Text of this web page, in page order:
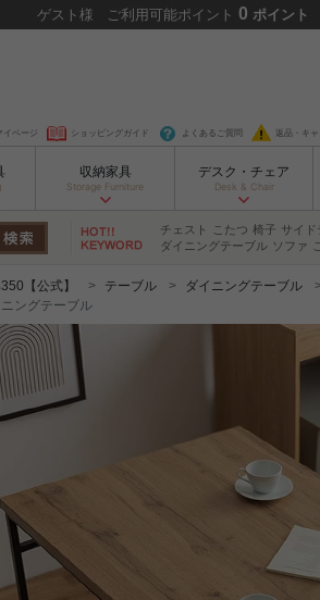
ゲスト 様 ご利用可能ポイント 0 ポイント
イページ ショッピングガイド よくあるご質問 返品・キ
収納家具
Storage Furniture
デスク・チェア
Desk & Chair
チェスト こたつ 椅子 サイ
ダイニングテーブル ソファ
【公式】 テーブル ダイニングテーブル
ニングテーブル